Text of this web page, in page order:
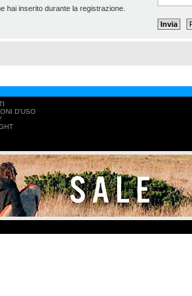
hai inserito durante la registrazione.
D'USO